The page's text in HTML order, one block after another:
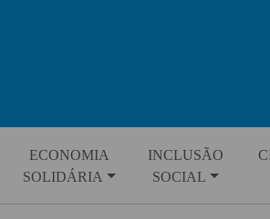
ECONOMIA
SOLIDÁRIA
INCLUSÃO
SOCIAL